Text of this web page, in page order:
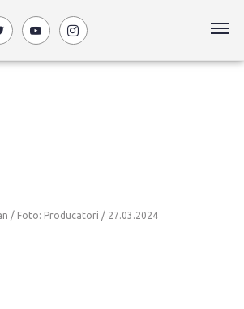
/ Foto: Producatori / 27.03.2024